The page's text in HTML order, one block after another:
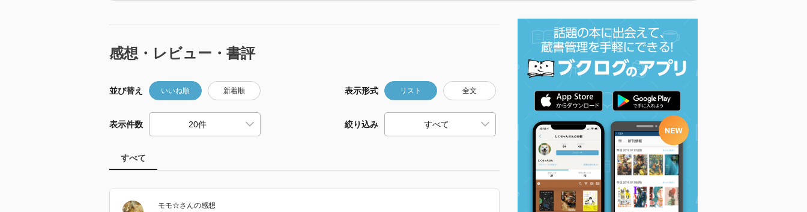
感想・レビュー・書評
並び替え いいね順 新着順 表示形式 リスト 全文
表示件数 絞り込み
すべて
モモ☆さんの感想